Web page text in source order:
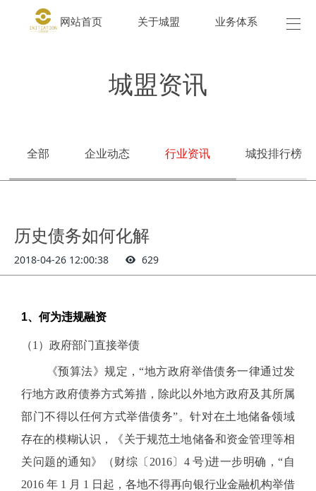
网站首页 关于城盟 业务体系 城
城盟资讯
全部 企业动态 行业资讯 城投排行榜
历史债务如何化解
2018-04-26 12:00:38 629
1、何为违规融资
（1）政府部门直接举债
《预算法》规定，“地方政府举借债务一律通过发
行地方政府债券方式筹措，除此以外地方政府及其所属
部门不得以任何方式举借债务”。针对在土地储备领域
存在的模糊认识，《关于规范土地储备和资金管理等相
关问题的通知》（财综〔2016〕4 号)进一步明确，“自
2016 年 1 月 1 日起，各地不得再向银行业金融机构举借